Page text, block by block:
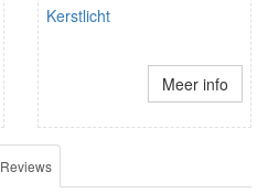
Kerstlicht
Meer info
Reviews